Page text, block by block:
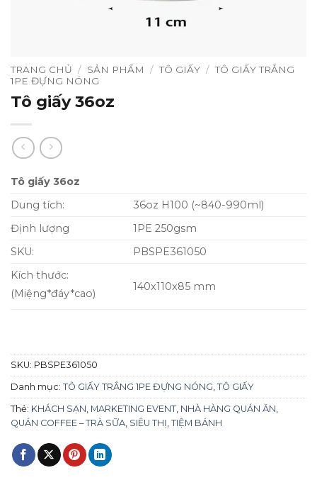
TRANG CHỦ / SẢN PHẨM / TÔ GIẤY / TÔ GIẤY TRẮNG
1PE ĐỰNG NÓNG
Tô giấy 36oz
Tô giấy 36oz
Dung tích:
36oz H100 (~840-990ml)
Định lượng
1PE 250gsm
SKU:
PBSPE361050
Kích thước:
(Miệng*đáy*cao)
140x110x85 mm
SKU: PBSPE361050
Danh mục: TÔ GIẤY TRẮNG 1PE ĐỰNG NÓNG, TÔ GIẤY
Thẻ: KHÁCH SẠN, MARKETING EVENT, NHÀ HÀNG QUÁN ĂN,
QUÁN COFFEE – TRÀ SỮA, SIÊU THỊ, TIỆM BÁNH